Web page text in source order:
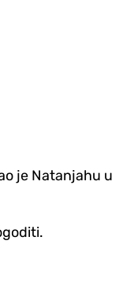
je Natanjahu u